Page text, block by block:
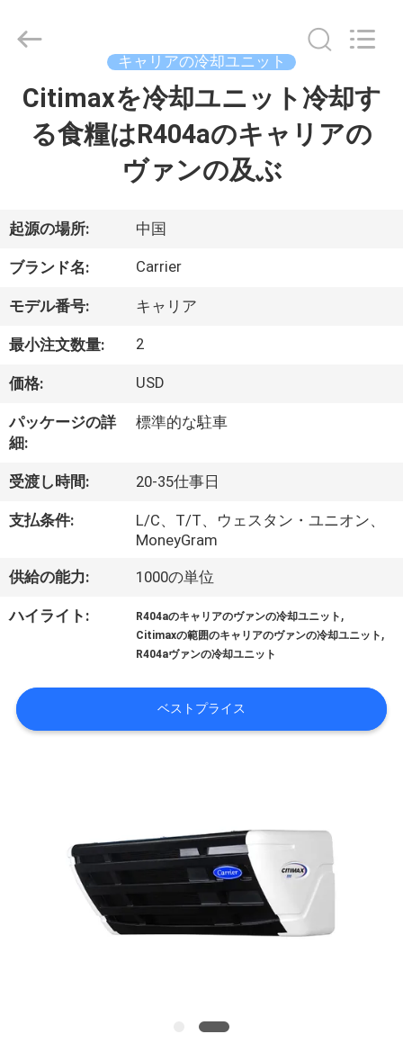
家
品
わ
た
し
ち
に
つ
て
場
ツ
2026
LIMITED.
Reserved.
キャリアの冷却ユニット
Citimaxを冷却ユニット冷却す
る食糧はR404aのキャリアの
ヴァンの及ぶ
起源の場所: 中国
ブランド名: Carrier
モデル番号: キャリア
最小注文数量: 2
価格: USD
パッケージの詳
細:
標準的な駐車
受渡し時間: 20-35仕事日
支払条件:
L/C、T/T、ウェスタン・ユニオン、
MoneyGram
供給の能力: 1000の単位
ハイライト: R404aのキャリアのヴァンの冷却ユニット ,
Citimaxの範囲のキャリアのヴァンの冷却ユニット ,
R404aヴァンの冷却ユニット
ベストプライス